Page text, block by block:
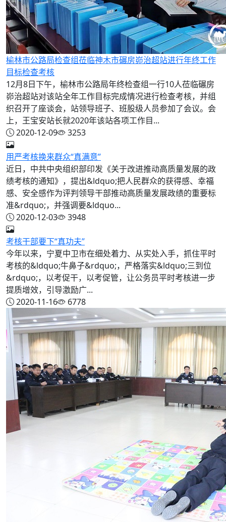
榆林市公路局检查组莅临神木市碾房峁治超站进行年终工作
目标检查考核
12月8日下午，榆林市公路局年终检查组一行10人莅临碾房
峁治超站对该站全年工作目标完成情况进行检查考核，并组
织召开了座谈会，站领导班子、班股级人员参加了会议。会
上，王宝安站长就2020年该站各项工作目...
2020-12-09
3253
用严考核换来群众“真满意”
近日，中共中央组织部印发《关于改进推动高质量发展的政
绩考核的通知》，提出&ldquo;把人民群众的获得感、幸福
感、安全感作为评判领导干部推动高质量发展政绩的重要标
准&rdquo;，并强调要&ldquo...
2020-12-03
3948
考核干部要下“真功夫”
今年以来，宁夏中卫市在细处着力、从实处入手，抓住平时
考核的&ldquo;牛鼻子&rdquo;，严格落实&ldquo;三到位
&rdquo;，以考促干，以考促管，让公务员平时考核进一步
提质增效，引导激励广...
2020-11-16
6778